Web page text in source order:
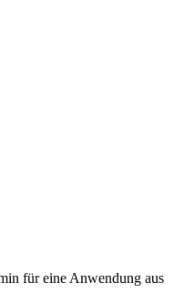
für eine Anwendung aus